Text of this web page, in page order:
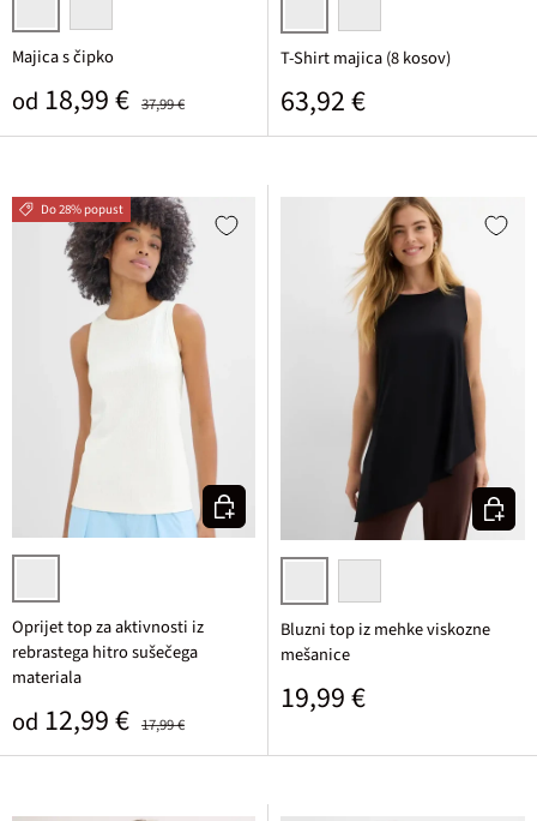
črna bela
Majica s čipko
Prodajna cena
od 18,99 € 37,99 €
rozasta/bela/temno modra/črna/
črna/bela/svetlo siva
T-Shirt majica (8 kosov)
Običajna cena
63,92 €
Do 28% popust
bela
Oprijet top za aktivnosti iz
rebrastega hitro sušečega
materiala
Prodajna cena
od 12,99 € 17,99 €
Izberi varianto
črna črna/mat kamelja
Bluzni top iz mehke viskozne
mešanice
Običajna cena
19,99 €
Izberi